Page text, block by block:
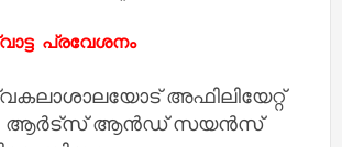
പ്രവേശനം
അഫിലിയേറ്റ്
ആര്‍ട്‌സ് ആന്‍ഡ് സയന്‍സ്